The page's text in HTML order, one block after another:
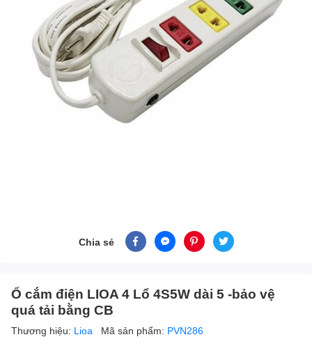
Chia sẻ
Ổ cắm điện LIOA 4 Lổ 4S5W dài 5 -bảo vệ
quá tải bằng CB
Thương hiệu: Lioa Mã sản phẩm: PVN286